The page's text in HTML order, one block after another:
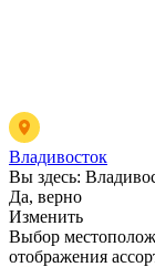
Владивосток
Вы здесь:
Да, верно
Изменить
Выбор
отображения